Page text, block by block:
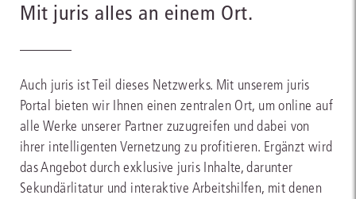
Mit juris alles an einem Ort.
Auch juris ist Teil dieses Netzwerks. Mit unserem juris
Portal bieten wir Ihnen einen zentralen Ort, um online auf
alle Werke unserer Partner zuzugreifen und dabei von
ihrer intelligenten Vernetzung zu profitieren. Ergänzt wird
das Angebot durch exklusive juris Inhalte, darunter
Sekundärlitatur und interaktive Arbeitshilfen, mit denen